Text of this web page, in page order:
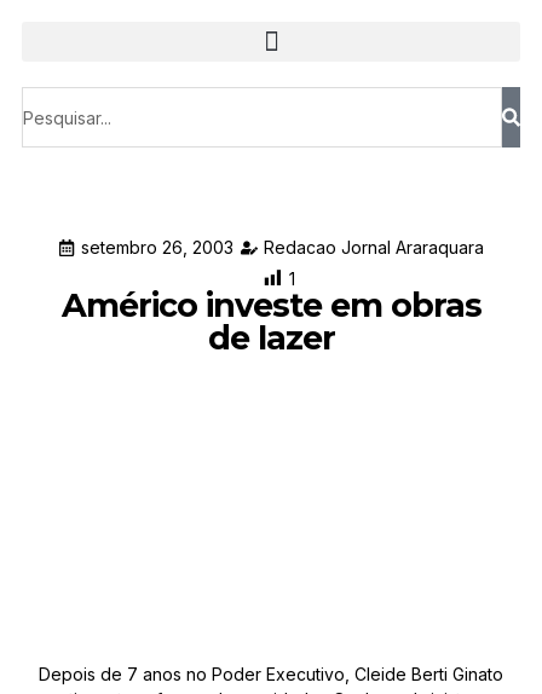
setembro 26, 2003
Redacao Jornal Araraquara
1
Américo investe em obras
de lazer
Depois de 7 anos no Poder Executivo, Cleide Berti Ginato